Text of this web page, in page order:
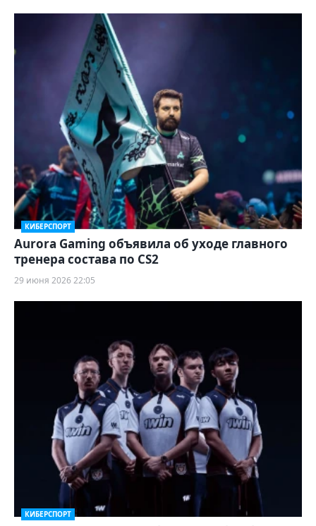
КИБЕРСПОРТ
Aurora Gaming объявила об уходе главного
тренера состава по CS2
29 июня 2026 22:05
КИБЕРСПОРТ